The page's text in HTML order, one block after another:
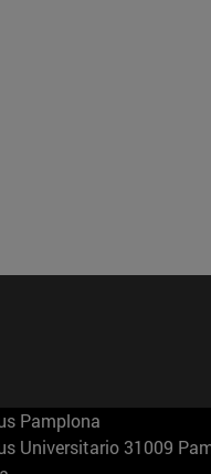
Pamplona
Universitario 31009